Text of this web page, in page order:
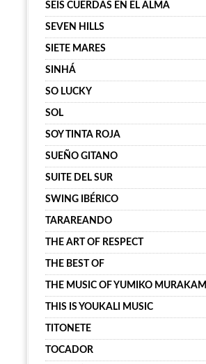
SEIS CUERDAS EN EL ALMA
SEVEN HILLS
SIETE MARES
SINHÁ
SO LUCKY
SOL
SOY TINTA ROJA
SUEÑO GITANO
SUITE DEL SUR
SWING IBÉRICO
TARAREANDO
THE ART OF RESPECT
THE BEST OF
THE MUSIC OF YUMIKO MURAKAMI
THIS IS YOUKALI MUSIC
TITONETE
TOCADOR